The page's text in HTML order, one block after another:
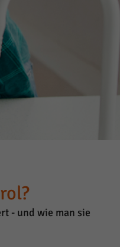
- und wie man sie